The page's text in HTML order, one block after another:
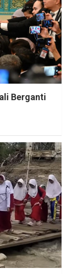
Berganti